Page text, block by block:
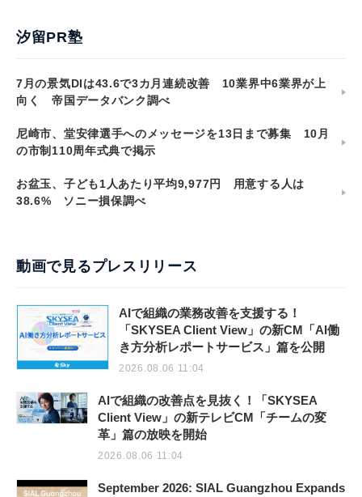
汐留PR塾
7月の景気DIは43.6で3カ月連続改善 10業界中6業界が上
向く 帝国データバンク調べ
尼崎市、堂安律選手へのメッセージを13日まで募集 10月
の市制110周年式典で掲示
お盆玉、子ども1人あたり平均9,977円 用意する人は
38.6% ソニー損保調べ
動画で見るプレスリリース
AIで組織の業務改善を支援する！
「SKYSEA Client View」の新CM「AI働
き方分析レポートサービス」篇を公開
2026.08.06 11:04
AIで組織の改善点を見抜く！「SKYSEA
Client View」の新テレビCM「チームの変
革」篇の放映を開始
2026.08.06 11:04
September 2026: SIAL Guangzhou Expands